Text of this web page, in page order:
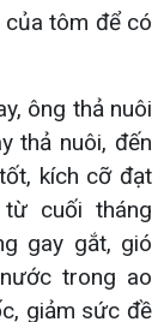
tôm để có
ông thả nuôi
thả nuôi, đến
kích cỡ đạt
cuối tháng
gay gắt, gió
trong ao
giảm sức đề